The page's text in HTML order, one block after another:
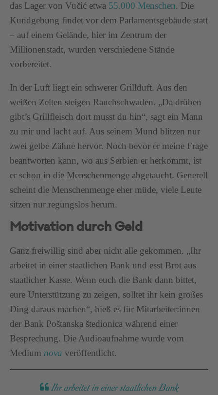
das Lager von Vučić etwa 55.000 Menschen. Die
Kundgebung findet vor dem Parlamentsgebäude statt
– auf einem Gelände, hier im Zentrum der
Millionenstadt, wurden verschiedene Stände
vorbereitet.
In der Luft liegt ein schwerer Grillduft. Aus den
weißen Zelten steigen Rauchschwaden. „Da drüben
gibt’s Grillfleisch dort musst du hin“, sagt ein Mann
zu mir und lacht auf. Aus seinem Mund blitzen nur
zwei gelbe Zähne hervor. Noch bevor er meine Frage
beantworten kann, wo aus Serbien er herkommt, ist
er schon in die Menschenmenge abgetaucht. Generell
scheint die Menschenmenge eher müde, viele Leute
sitzen nur regungslos herum.
Motivation durch Geld
Ganz freiwillig sind aber nicht alle gekommen. „Ihr
arbeitet in einer staatlichen Bank und esst Brot aus
staatlicher Kasse. Wenn euch die Bank dann bittet,
eure Unterstützung zu zeigen, solltet ihr kein großes
Ding daraus machen“, hieß es für Mitarbeiter:innen
der Bank Poštanska štedionica während einer
Besprechung. Die Audioaufnahme wurde vom
Medium nova veröffentlicht.
Ihr arbeitet in einer staatlichen Bank